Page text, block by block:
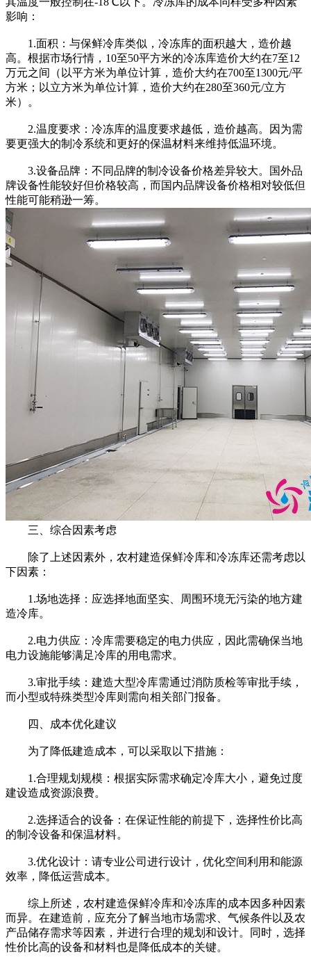
影响：
1.面积：与保鲜冷库类似，冷冻库的面积越大，造价越
高。根据市场行情，10至50平方米的冷冻库造价大约在7至12
万元之间（以平方米为单位计算，造价大约在700至1300元/平
方米；以立方米为单位计算，造价大约在280至360元/立方
米）。
2.温度要求：冷冻库的温度要求越低，造价越高。因为需
要更强大的制冷系统和更好的保温材料来维持低温环境。
3.设备品牌：不同品牌的制冷设备价格差异较大。国外品
牌设备性能较好但价格较高，而国内品牌设备价格相对较低但
性能可能稍逊一筹。
三、综合因素考虑
除了上述因素外，农村建造保鲜冷库和冷冻库还需考虑以
下因素：
1.场地选择：应选择地面坚实、周围环境无污染的地方建
造冷库。
2.电力供应：冷库需要稳定的电力供应，因此需确保当地
电力设施能够满足冷库的用电需求。
3.审批手续：建造大型冷库需通过消防质检等审批手续，
而小型或特殊类型冷库则需向相关部门报备。
四、成本优化建议
为了降低建造成本，可以采取以下措施：
1.合理规划规模：根据实际需求确定冷库大小，避免过度
建设造成资源浪费。
2.选择适合的设备：在保证性能的前提下，选择性价比高
的制冷设备和保温材料。
3.优化设计：请专业公司进行设计，优化空间利用和能源
效率，降低运营成本。
综上所述，农村建造保鲜冷库和冷冻库的成本因多种因素
而异。在建造前，应充分了解当地市场需求、气候条件以及农
产品储存需求等因素，并进行合理的规划和设计。同时，选择
性价比高的设备和材料也是降低成本的关键。